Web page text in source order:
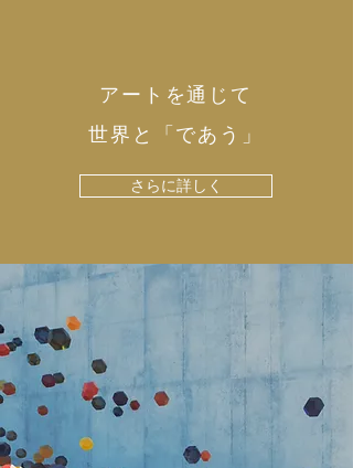
アートを通じて
​世界と「であう」
さらに詳しく